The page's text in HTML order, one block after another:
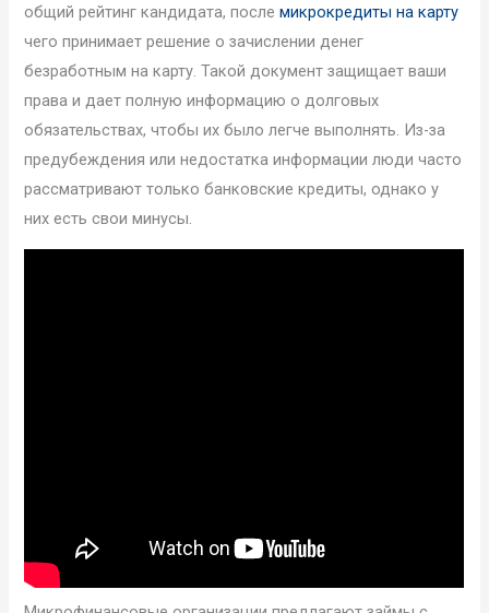
общий рейтинг кандидата, послемикрокредиты на карту
чего принимает решение о зачислении денег
безработным на карту. Такой документ защищает ваши
права и дает полную информацию о долговых
обязательствах, чтобы их было легче выполнять. Из-за
предубеждения или недостатка информации люди часто
рассматривают только банковские кредиты, однако у
них есть свои минусы.